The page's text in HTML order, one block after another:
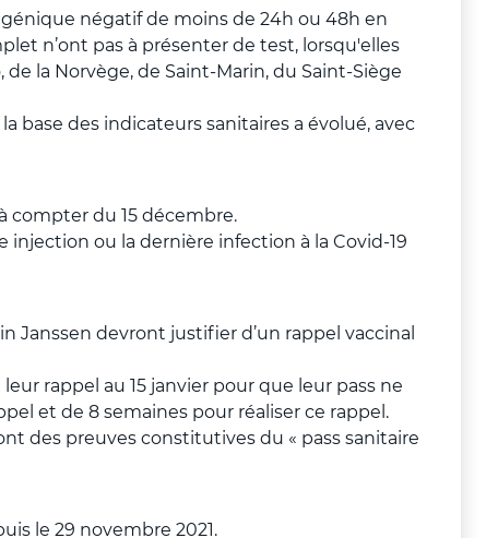
négatif de moins de 24h ou 48h en
n’ont pas à présenter de test, lorsqu'elles
la Norvège, de Saint-Marin, du Saint-Siège
base des indicateurs sanitaires a évolué, avec
compter du 15 décembre.
injection ou la dernière infection à la Covid-19
Janssen devront justifier d’un rappel vaccinal
rappel au 15 janvier pour que leur pass ne
et de 8 semaines pour réaliser ce rappel.
des preuves constitutives du « pass sanitaire
le 29 novembre 2021.